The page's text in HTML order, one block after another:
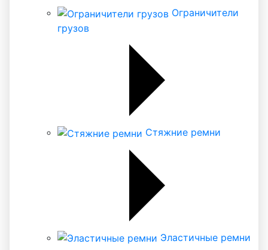
Ограничители
грузов
Стяжние ремни
Эластичные ремни